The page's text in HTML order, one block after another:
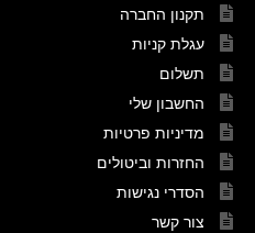
תקנון החברה
עגלת קניות
תשלום
החשבון שלי
מדיניות פרטיות
החזרות וביטולים
הסדרי נגישות
צור קשר